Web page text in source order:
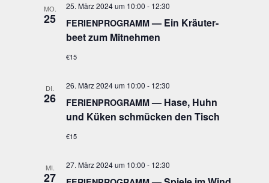
MO.
25 FERIENPROGRAMM— Ein Kräu­ter­
beet zum Mitnehmen
25. März 2024 um 10:00 - 12:30
€15
DI.
26 FERIENPROGRAMM— Hase, Huhn
und Küken schmü­cken den Tisch
26. März 2024 um 10:00 - 12:30
€15
MI.
27
27. März 2024 um 10:00 - 12:30